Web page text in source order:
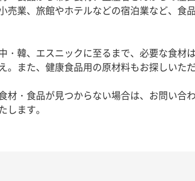
売業、旅館やホテルなどの宿泊業など、食
・韓、エスニックに至るまで、必要な食材
。また、健康食品用の原材料もお探しいただ
材・食品が見つからない場合は、お問い合
します。